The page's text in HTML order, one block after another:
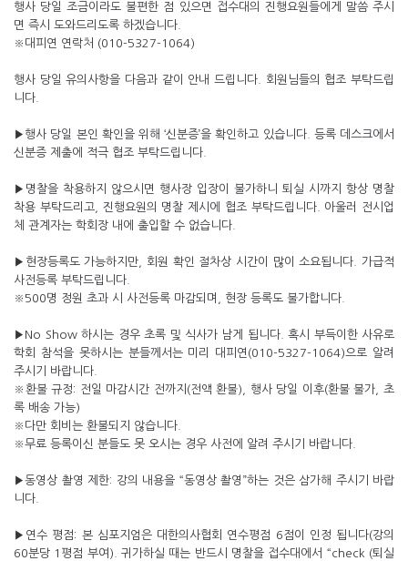
행사 당일 조금이라도 불편한 점 있으면 접수대의 진행요원들에게 말씀 주시
면 즉시 도와드리도록 하겠습니다.
※대피연 연락처 (010-5327-1064)
행사 당일 유의사항을 다음과 같이 안내 드립니다. 회원님들의 협조 부탁드립
니다.
▶행사 당일 본인 확인을 위해 ‘신분증’을 확인하고 있습니다. 등록 데스크에서
신분증 제출에 적극 협조 부탁드립니다.
▶명찰을 착용하지 않으시면 행사장 입장이 불가하니 퇴실 시까지 항상 명찰
착용 부탁드리고, 진행요원의 명찰 제시에 협조 부탁드립니다. 아울러 전시업
체 관계자는 학회장 내에 출입할 수 없습니다.
▶현장등록도 가능하지만, 회원 확인 절차상 시간이 많이 소요됩니다. 가급적
사전등록 부탁드립니다.
※500명 정원 초과 시 사전등록 마감되며, 현장 등록도 불가합니다.
▶No Show 하시는 경우 초록 및 식사가 남게 됩니다. 혹시 부득이한 사유로
학회 참석을 못하시는 분들께서는 미리 대피연(010-5327-1064)으로 알려
주시기 바랍니다.
※환불 규정: 전일 마감시간 전까지(전액 환불), 행사 당일 이후(환불 불가, 초
록 배송 가능)
※다만 회비는 환불되지 않습니다.
※무료 등록이신 분들도 못 오시는 경우 사전에 알려 주시기 바랍니다.
▶동영상 촬영 제한: 강의 내용을 “동영상 촬영”하는 것은 삼가해 주시기 바랍
니다.
▶연수 평점: 본 심포지엄은 대한의사협회 연수평점 6점이 인정 됩니다(강의
60분당 1평점 부여). 귀가하실 때는 반드시 명찰을 접수대에서 “check (퇴실